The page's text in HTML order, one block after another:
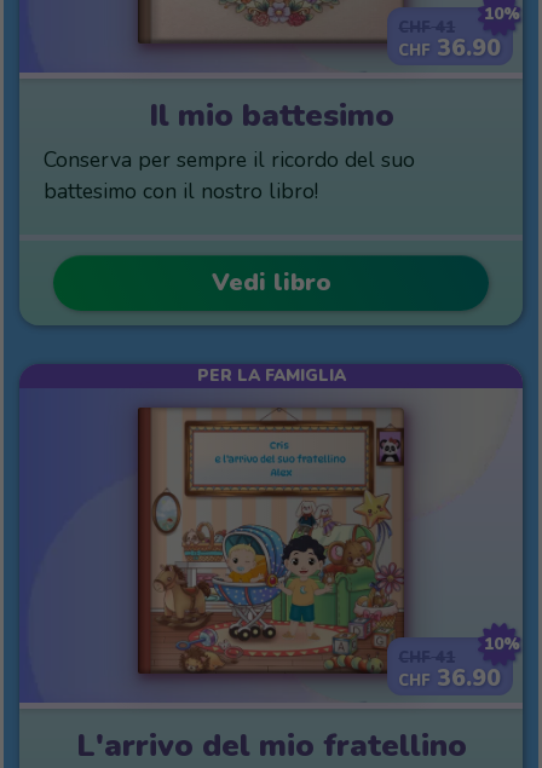
10%
CHF 36.90
Il mio battesimo
Conserva per sempre il ricordo del suo
battesimo con il nostro libro!
Vedi libro
10%
CHF 36.90
PER LA FAMIGLIA
L'arrivo del mio fratellino